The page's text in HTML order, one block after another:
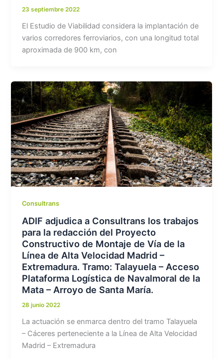
23 septiembre 2022
El Estudio de Viabilidad considera la implantación de
varios corredores ferroviarios, con una longitud total
aproximada de 900 km, con
Consultrans
ADIF adjudica a Consultrans los trabajos
para la redacción del Proyecto
Constructivo de Montaje de Vía de la
Línea de Alta Velocidad Madrid –
Extremadura. Tramo: Talayuela – Acceso
Plataforma Logística de Navalmoral de la
Mata – Arroyo de Santa María.
28 junio 2022
La actuación se enmarca dentro del tramo Talayuela
– Cáceres perteneciente a la Línea de Alta Velocidad
Madrid – Extremadura